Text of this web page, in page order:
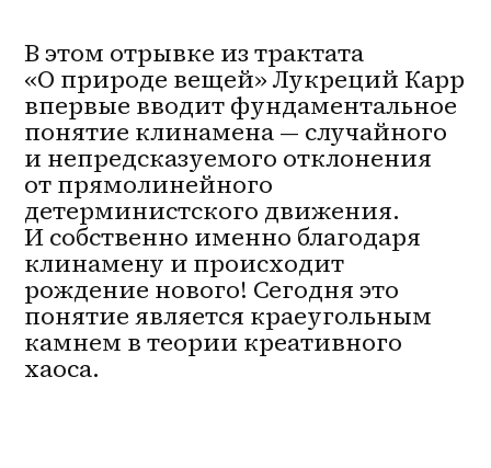
В этом отрывке из трактата
«О природе вещей» Лукреций Карр
впервые вводит фундаментальное
понятие клинамена — случайного
и непредсказуемого отклонения
от прямолинейного
детерминистского движения.
И собственно именно благодаря
клинамену и происходит
рождение нового! Сегодня это
понятие является краеугольным
камнем в теории креативного
хаоса.